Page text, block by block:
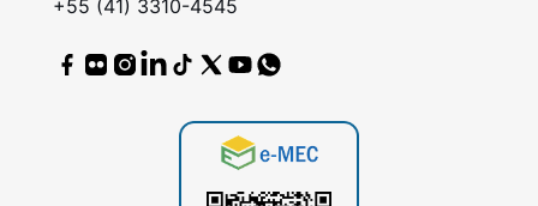
+55 (41) 3310-4545